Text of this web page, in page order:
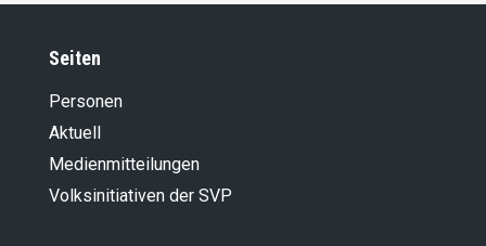
Seiten
Personen
Aktuell
Medienmitteilungen
Volksinitiativen der SVP